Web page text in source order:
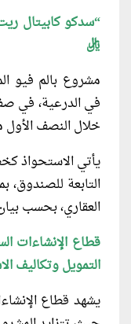
ريال
مشروع بالم فيو
في الدرعية، في
خلال النصف الأول
يأتي الاستحواذ
التابعة للصندوق،
العقاري، بحسب
التمويل وتكاليف
يشهد قطاع